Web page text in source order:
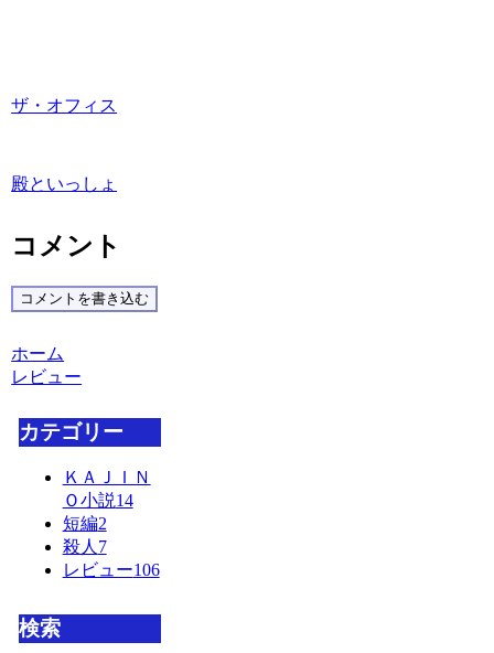
ザ・オフィス
殿といっしょ
コメント
コメントを書き込む
ホーム
レビュー
カテゴリー
ＫＡＪＩＮ
Ｏ小説14
短編2
殺人 7
レビュー106
検索